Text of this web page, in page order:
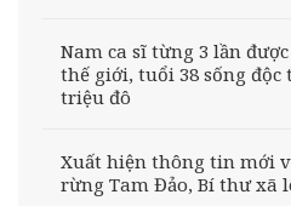
Nam ca sĩ từng 3 lần
thế giới, tuổi 38 sống
triệu đô
Xuất hiện thông tin mới
rừng Tam Đảo, Bí thư xã